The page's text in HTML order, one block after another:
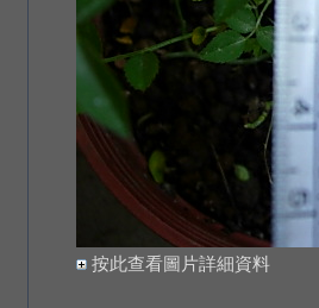
按此查看圖片詳細資料